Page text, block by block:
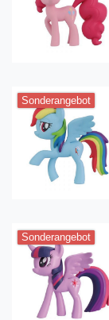
Sonderangebot
Sonderangebot